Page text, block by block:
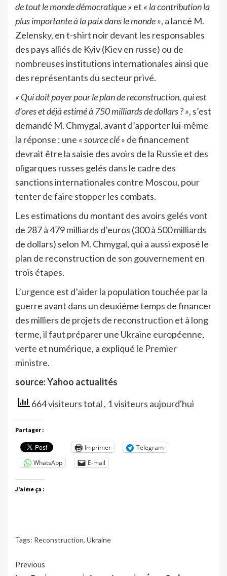
de tout le monde démocratique » et « la contribution la
plus importante à la paix dans le monde », a lancé M.
Zelensky, en t-shirt noir devant les responsables
des pays alliés de Kyiv (Kiev en russe) ou de
nombreuses institutions internationales ainsi que
des représentants du secteur privé.
« Qui doit payer pour le plan de reconstruction, qui est
d’ores et déjà estimé à 750 milliards de dollars ? », s’est
demandé M. Chmygal, avant d’apporter lui-même
la réponse : une « source clé » de financement
devrait être la saisie des avoirs de la Russie et des
oligarques russes gelés dans le cadre des
sanctions internationales contre Moscou, pour
tenter de faire stopper les combats.
Les estimations du montant des avoirs gelés vont
de 287 à 479 milliards d’euros (300 à 500 milliards
de dollars) selon M. Chmygal, qui a aussi exposé le
plan de reconstruction de son gouvernement en
trois étapes.
L’urgence est d’aider la population touchée par la
guerre avant dans un deuxième temps de financer
des milliers de projets de reconstruction et à long
terme, il faut préparer une Ukraine européenne,
verte et numérique, a expliqué le Premier
ministre.
source: Yahoo actualités
664 visiteurs total , 1 visiteurs aujourd'hui
Partager :
Imprimer
Telegram
WhatsApp
E-mail
J’aime ça :
Tags: Reconstruction, Ukraine
Continue
Previous